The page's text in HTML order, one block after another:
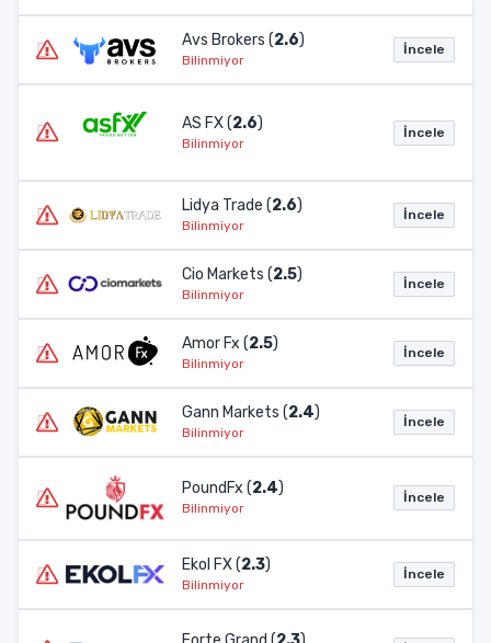
Avs Brokers (2.6)
Bilinmiyor
İncele
AS FX (2.6)
Bilinmiyor
İncele
Lidya Trade (2.6)
Bilinmiyor
İncele
Cio Markets (2.5)
Bilinmiyor
İncele
Amor Fx (2.5)
Bilinmiyor
İncele
Gann Markets (2.4)
Bilinmiyor
İncele
PoundFx (2.4)
Bilinmiyor
İncele
Ekol FX (2.3)
Bilinmiyor
İncele